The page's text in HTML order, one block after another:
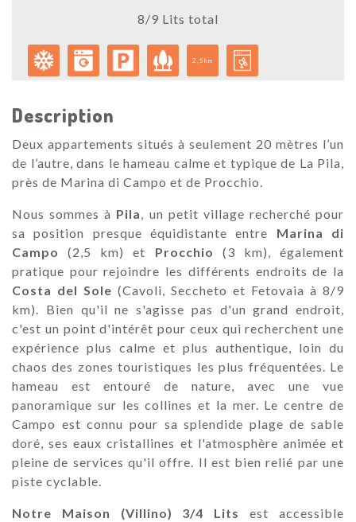
8/9 Lits total
2,5km
Description
Deux appartements situés à seulement 20 mètres l’un
de l’autre, dans le hameau calme et typique de La Pila,
près de Marina di Campo et de Procchio.
Nous sommes à Pila, un petit village recherché pour
sa position presque équidistante entre Marina di
Campo
(2,5 km) et Procchio (3 km), également
pratique pour rejoindre les différents endroits de la
Costa del Sole (Cavoli, Seccheto et Fetovaia à 8/9
km). Bien qu'il ne s'agisse pas d'un grand endroit,
c'est un point d'intérêt pour ceux qui recherchent une
expérience plus calme et plus authentique, loin du
chaos des zones touristiques les plus fréquentées. Le
hameau est entouré de nature, avec une vue
panoramique sur les collines et la mer. Le centre de
Campo est connu pour sa splendide plage de sable
doré, ses eaux cristallines et l'atmosphère animée et
pleine de services qu'il offre. Il est bien relié par une
piste cyclable.
Notre Maison (Villino) 3/4 Lits
est accessible